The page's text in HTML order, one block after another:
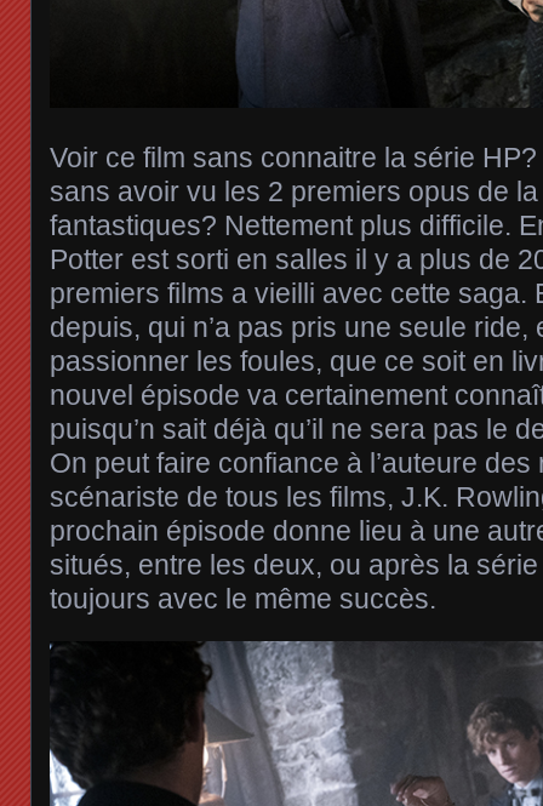
Voir ce film sans connaitre la série
sans avoir vu les 2 premiers opus de
fantastiques? Nettement plus difficile.
Potter est sorti en salles il y a plus de
premiers films a vieilli avec cette saga.
depuis, qui n’a pas pris une seule ride,
passionner les foules, que ce soit en
nouvel épisode va certainement
puisqu’n sait déjà qu’il ne sera pas le
On peut faire confiance à l’auteure des
scénariste de tous les films, J.K.
prochain épisode donne lieu à une
situés, entre les deux, ou après la
toujours avec le même succès.